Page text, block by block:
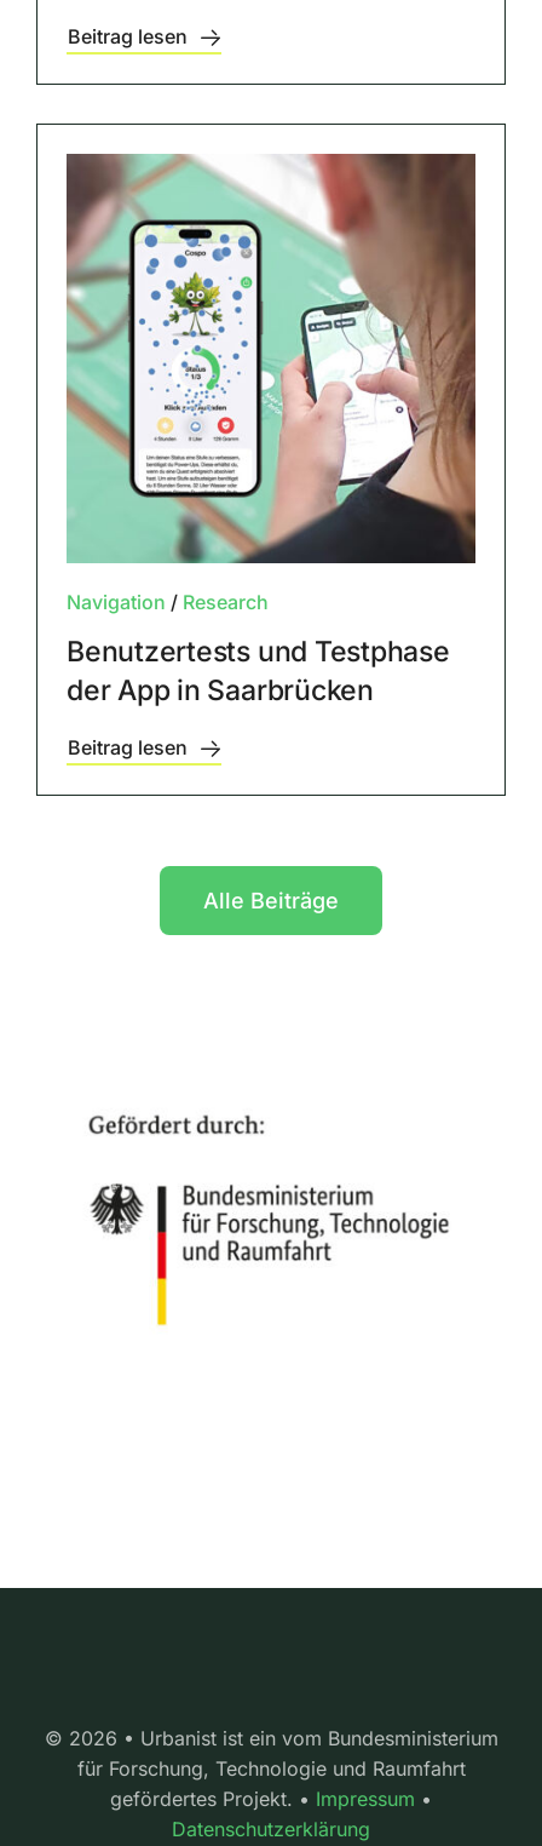
Beitrag lesen
Navigation / Research
Benutzertests und Testphase
der App in Saarbrücken
Beitrag lesen
Alle Beiträge
© 2026 • Urbanist ist ein vom Bundesministerium
für Forschung, Technologie und Raumfahrt
gefördertes Projekt. • Impressum •
Datenschutzerklärung